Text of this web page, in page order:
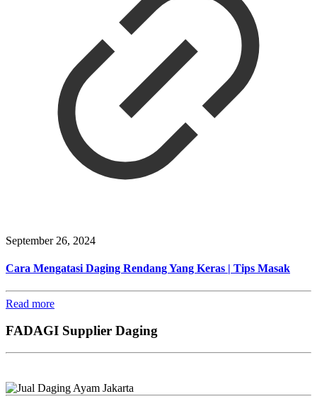
September 26, 2024
Cara Mengatasi Daging Rendang Yang Keras | Tips Masak
Read more
FADAGI Supplier Daging